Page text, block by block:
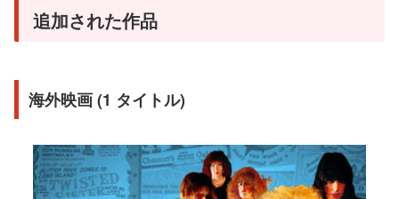
追加された作品
海外映画 (1 タイトル)